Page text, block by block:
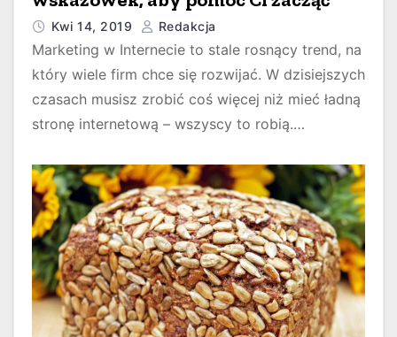
Kwi 14, 2019 Redakcja
Marketing w Internecie to stale rosnący trend, na
który wiele firm chce się rozwijać. W dzisiejszych
czasach musisz zrobić coś więcej niż mieć ładną
stronę internetową – wszyscy to robią.…